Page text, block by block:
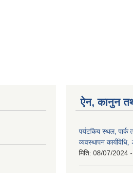
ऐन, कानुन
पर्यटकिय स्थल, पार्क
व्यवस्थापन
मिति: 08/07/2024